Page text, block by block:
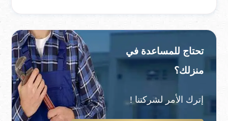
تحتاج للمساعدة في
منزلك؟
إترك الأمر لشركتنا !